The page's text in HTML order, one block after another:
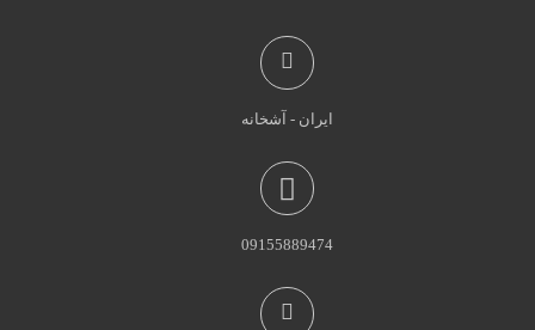
ایران - آشخانه
09155889474